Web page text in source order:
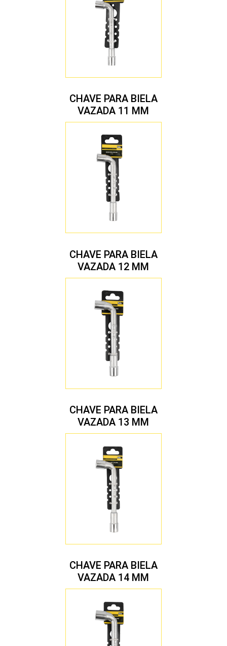
CHAVE PARA BIELA
VAZADA 11 MM
CHAVE PARA BIELA
VAZADA 12 MM
CHAVE PARA BIELA
VAZADA 13 MM
CHAVE PARA BIELA
VAZADA 14 MM